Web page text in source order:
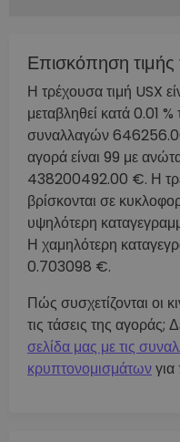
Επισκόπηση τιμής
Η τρέχουσα τιμή USX
μεταβληθεί κατά 0.01
συναλλαγών
αγορά είναι 99 με
438200492.00 €. Η
βρίσκονται σε
υψηλότερη
Η χαμηλότερη
0.703098 €.
Πώς συσχετίζονται οι
τις τάσεις της αγοράς;
σελίδα μας με τις
κρυπτονομισμάτων